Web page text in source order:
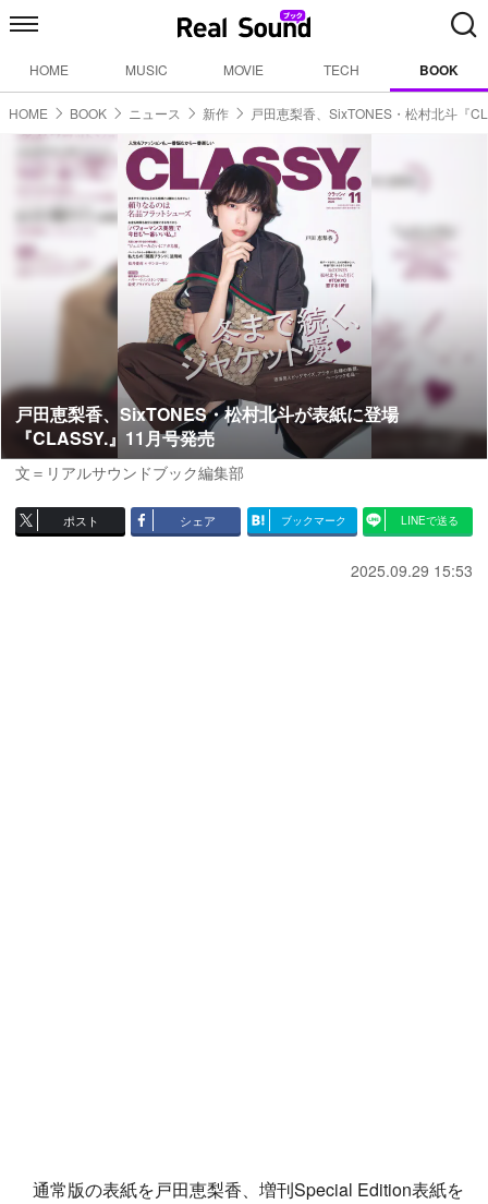
HOME MUSIC MOVIE TECH BOOK
HOME BOOK ニュース 新作 戸田恵梨香、SixTONES・松村北斗『
戸田恵梨香、SixTONES・松村北斗が表紙に登場
『CLASSY.』11月号発売
文＝リアルサウンドブック編集部
ポスト シェア ブックマーク LINEで送る
2025.09.29 15:53
通常版の表紙を戸田恵梨香、増刊Special Edition表紙を